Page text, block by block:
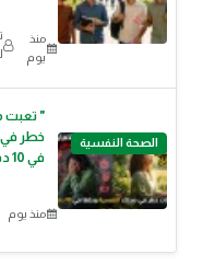
منذ
يوم
الصحة النفسية
خطر في
في 10 دقايق "
منذ يوم